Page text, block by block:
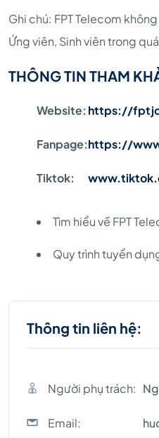
Ghi chú: FPT Telecom
Ứng viên, Sinh viên trong
THÔNG TIN THAM
Website: https://
Fanpage:https://
Tiktok:
Tìm hiểu về FPT
Quy trình tuyển
Thông tin liên hệ:
Người phụ trách:
Email: